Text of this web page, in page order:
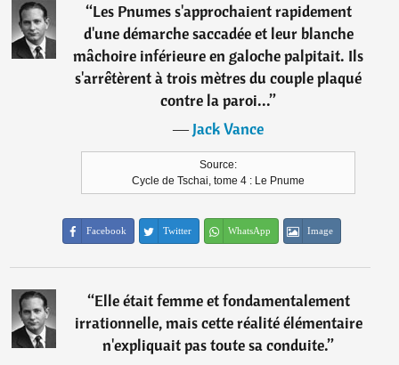
“Les Pnumes s'approchaient rapidement
d'une démarche saccadée et leur blanche
mâchoire inférieure en galoche palpitait. Ils
s'arrêtèrent à trois mètres du couple plaqué
contre la paroi...”
―Jack Vance
Source:
Cycle de Tschai, tome 4 : Le Pnume
Facebook Twitter WhatsApp Image
“Elle était femme et fondamentalement
irrationnelle, mais cette réalité élémentaire
n'expliquait pas toute sa conduite.”